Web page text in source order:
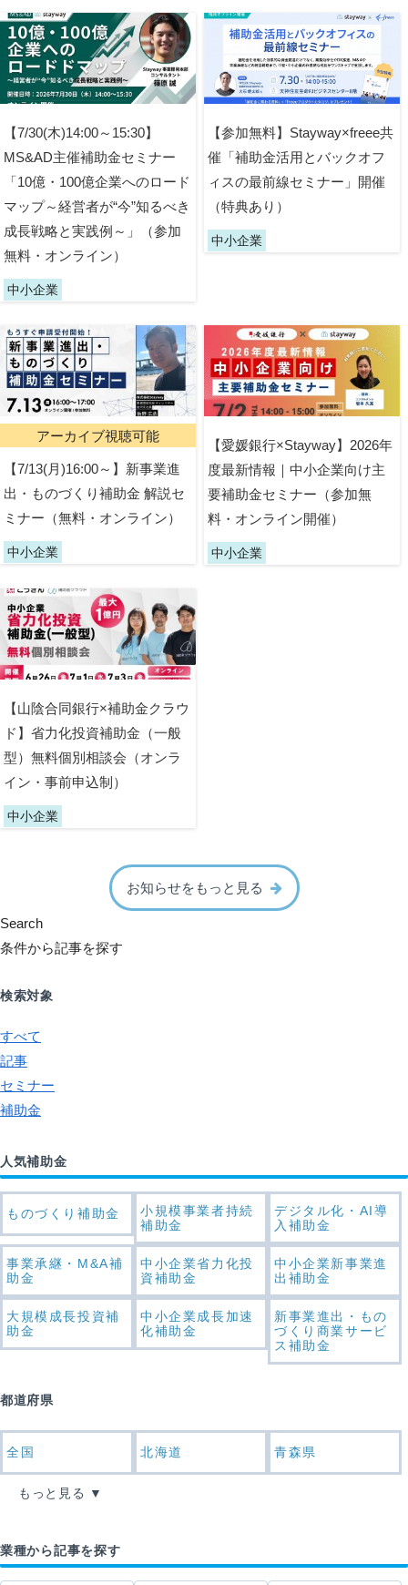
【7/30(木)14:00～15:30】
MS&AD主催補助金セミナー
「10億・100億企業へのロード
マップ～経営者が“今”知るべき
成長戦略と実践例～」（参加
無料・オンライン）
中小企業
【参加無料】Stayway×freee共
催「補助金活用とバックオフ
ィスの最前線セミナー」開催
（特典あり）
中小企業
アーカイブ視聴可能
【7/13(月)16:00～】新事業進
出・ものづくり補助金 解説セ
ミナー（無料・オンライン）
中小企業
【愛媛銀行×Stayway】2026年
度最新情報｜中小企業向け主
要補助金セミナー（参加無
料・オンライン開催）
中小企業
【山陰合同銀行×補助金クラウ
ド】省力化投資補助金（一般
型）無料個別相談会（オンラ
イン・事前申込制）
中小企業
お知らせをもっと見る
Search
条件から記事を探す
検索対象
すべて
記事
セミナー
補助金
人気補助金
ものづくり補助金
小規模事業者持続
補助金
デジタル化・AI導
入補助金
事業承継・M&A補
助金
中小企業省力化投
資補助金
中小企業新事業進
出補助金
大規模成長投資補
助金
中小企業成長加速
化補助金
新事業進出・もの
づくり商業サービ
ス補助金
都道府県
全国 北海道 青森県
もっと見る
業種から記事を探す